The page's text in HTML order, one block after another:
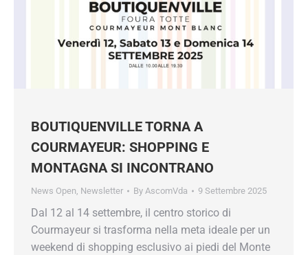
BOUTIQUENVILLE TORNA A
COURMAYEUR: SHOPPING E
MONTAGNA SI INCONTRANO
News Open, Newsletter By AscomVda 9 Settembre 2025
Dal 12 al 14 settembre, il centro storico di
Courmayeur si trasforma nella meta ideale per un
weekend di shopping esclusivo ai piedi del Monte